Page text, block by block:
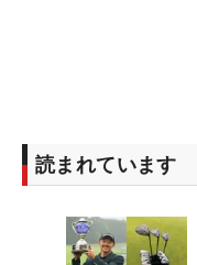
読まれています